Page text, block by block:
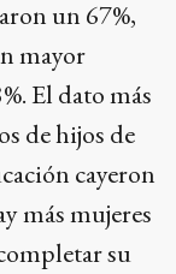
un 67%,
mayor
El dato más
de hijos de
cayeron
más mujeres
su